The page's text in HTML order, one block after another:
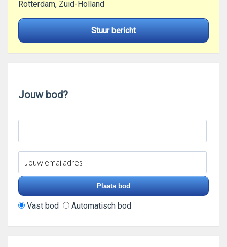
Rotterdam, Zuid-Holland
Stuur bericht
Jouw bod?
Vast bod Automatisch bod